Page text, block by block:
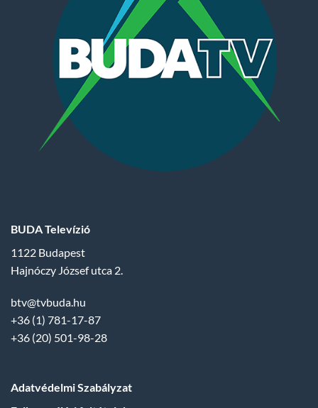
BUDA Televízió
1122 Budapest
Hajnóczy József utca 2.
btv@tvbuda.hu
+36 (1) 781-17-87
+36 (20) 501-98-28
Adatvédelmi Szabályzat